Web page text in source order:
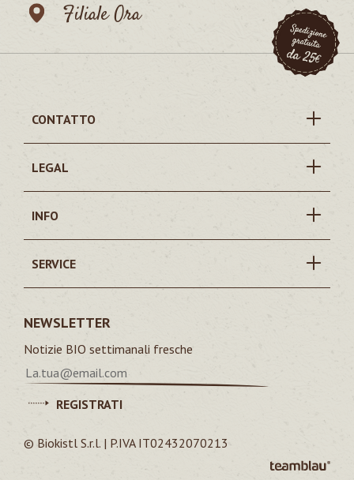
Filiale Ora
CONTATTO
LEGAL
INFO
SERVICE
NEWSLETTER
Notizie BIO settimanali fresche
REGISTRATI
© Biokistl S.r.l. | P.IVA IT02432070213